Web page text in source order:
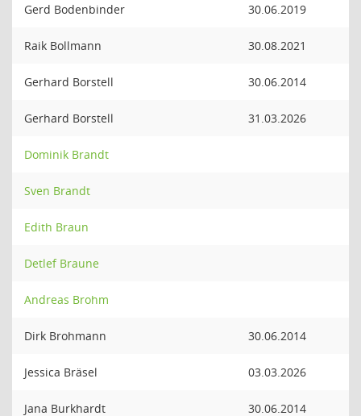
Gerd Bodenbinder 30.06.2019
Raik Bollmann 30.08.2021
Gerhard Borstell 30.06.2014
Gerhard Borstell 31.03.2026
Dominik Brandt
Sven Brandt
Edith Braun
Detlef Braune
Andreas Brohm
Dirk Brohmann 30.06.2014
Jessica Bräsel 03.03.2026
Jana Burkhardt 30.06.2014